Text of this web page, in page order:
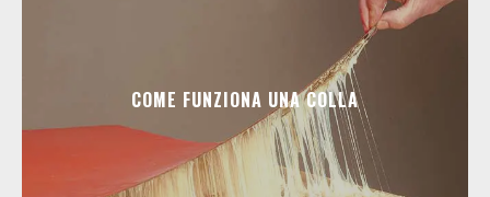
COME FUNZIONA UNA COLLA